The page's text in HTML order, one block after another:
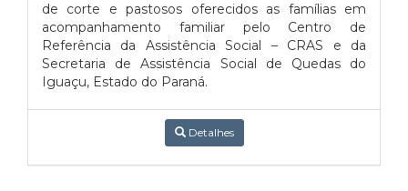
de corte e pastosos oferecidos as famílias em
acompanhamento familiar pelo Centro de
Referência da Assistência Social – CRAS e da
Secretaria de Assistência Social de Quedas do
Iguaçu, Estado do Paraná.
Detalhes